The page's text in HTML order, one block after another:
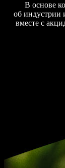
В основе
об индустрии
вместе с